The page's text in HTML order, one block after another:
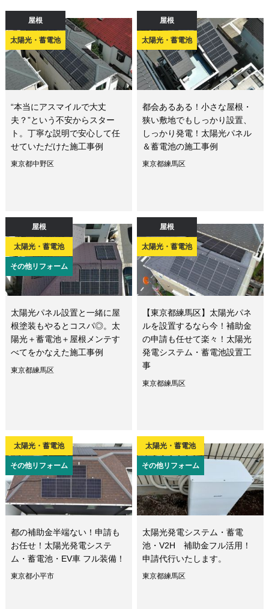
屋根
太陽光・蓄電池
“本当にアスマイルで大丈
夫？”という不安からスター
ト。丁寧な説明で安心して任
せていただけた施工事例
東京都中野区
屋根
太陽光・蓄電池
都会あるある！小さな屋根・
狭い敷地でもしっかり設置、
しっかり発電！太陽光パネル
＆蓄電池の施工事例
東京都練馬区
屋根
太陽光・蓄電池
その他リフォーム
太陽光パネル設置と一緒に屋
根塗装もやるとコスパ◎。太
陽光＋蓄電池＋屋根メンテす
べてをかなえた施工事例
東京都練馬区
屋根
太陽光・蓄電池
【東京都練馬区】太陽光パネ
ルを設置するなら今！補助金
の申請も任せて楽々！太陽光
発電システム・蓄電池設置工
事
東京都練馬区
太陽光・蓄電池
その他リフォーム
都の補助金半端ない！申請も
お任せ！太陽光発電システ
ム・蓄電池・EV車 フル装備！
東京都小平市
太陽光・蓄電池
その他リフォーム
太陽光発電システム・蓄電
池・V2H 補助金フル活用！
申請代行いたします。
東京都練馬区